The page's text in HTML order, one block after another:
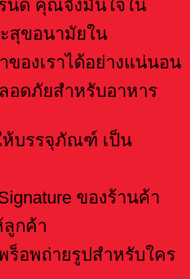
นด์ คุณจึงมั่นใจใน
สุขอนามัยใน
องเราได้อย่างแน่นอน
อดภัยสำหรับอาหาร
ห้บรรจุภัณฑ์ เป็น
ของร้านค้า
ลูกค้า​
พถ่ายรูปสำหรับใคร